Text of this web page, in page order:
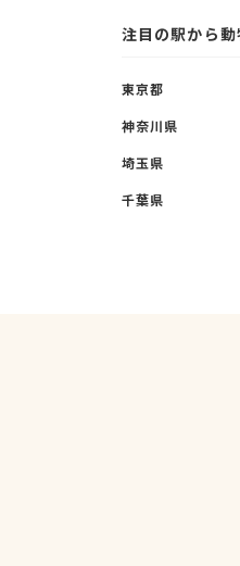
注目の駅から
東京都
神奈川県
埼玉県
千葉県